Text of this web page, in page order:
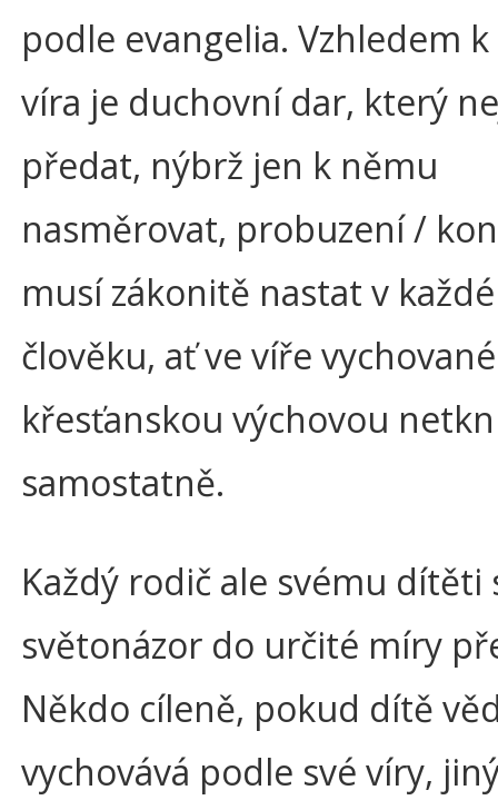
podle evangelia. Vzhledem
víra je duchovní dar, který
předat, nýbrž jen k němu
nasměrovat, probuzení /
musí zákonitě nastat v
člověku, ať ve víře
křesťanskou výchovou
samostatně.
Každý rodič ale svému dítěti
světonázor do určité míry
Někdo cíleně, pokud dítě
vychovává podle své víry,